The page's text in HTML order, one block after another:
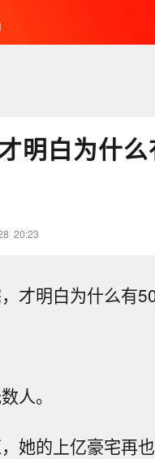
明白为什
20:23
才明白为什么有
人。
她的上亿豪宅再也